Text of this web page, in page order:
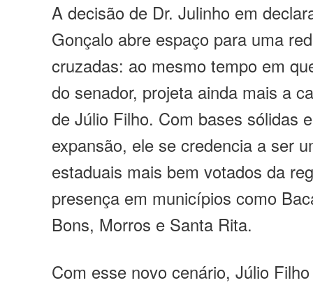
A decisão de Dr. Julinho em
Gonçalo abre espaço para uma
cruzadas: ao mesmo tempo em
do senador, projeta ainda mais a
de Júlio Filho. Com bases sólidas
expansão, ele se credencia a ser
estaduais mais bem votados da
presença em municípios como
Bons, Morros e Santa Rita.
Com esse novo cenário, Júlio